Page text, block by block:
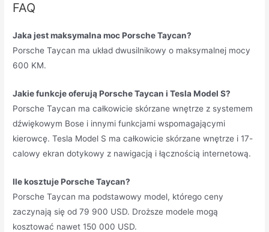
FAQ
Jaka jest maksymalna moc Porsche Taycan?
Porsche Taycan ma układ dwusilnikowy o maksymalnej mocy
600 KM.
Jakie funkcje oferują Porsche Taycan i Tesla Model S?
Porsche Taycan ma całkowicie skórzane wnętrze z systemem
dźwiękowym Bose i innymi funkcjami wspomagającymi
kierowcę. Tesla Model S ma całkowicie skórzane wnętrze i 17-
calowy ekran dotykowy z nawigacją i łącznością internetową.
Ile kosztuje Porsche Taycan?
Porsche Taycan ma podstawowy model, którego ceny
zaczynają się od 79 900 USD. Droższe modele mogą
kosztować nawet 150 000 USD.